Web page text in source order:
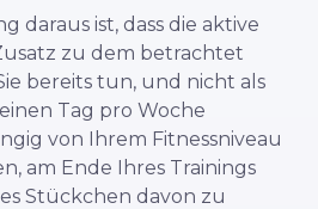
daraus ist, dass die aktive
zu dem betrachtet
bereits tun, und nicht als
Tag pro Woche
von Ihrem Fitnessniveau
am Ende Ihres Trainings
Stückchen davon zu